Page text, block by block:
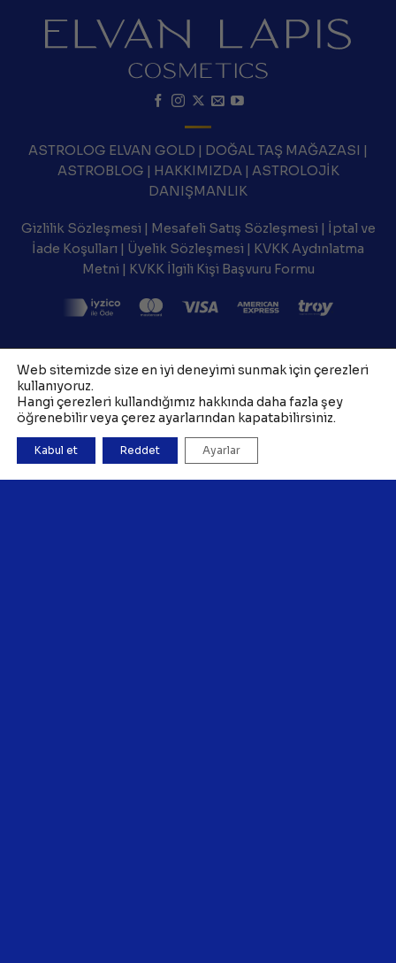
ASTROLOG ELVAN GOLD DOĞAL TAŞ MAĞAZASI
ASTROBLOG
HAKKIMIZDA| ASTROLOJİK
DANIŞMANLIK
Gizlilik Sözleşmesi | Mesafeli Satış Sözleşmesi | İptal ve
İade Koşulları | Üyelik Sözleşmesi | KVKK Aydınlatma
Metni | KVKK İlgili Kişi Başvuru Formu
Copyright 2026 © TAZ Medya
Web sitemizde size en iyi deneyimi sunmak için çerezleri
kullanıyoruz.
Hangi çerezleri kullandığımız hakkında daha fazla şey
öğrenebilir veya çerez ayarlarından kapatabilirsiniz.
Kabul et Reddet Ayarlar